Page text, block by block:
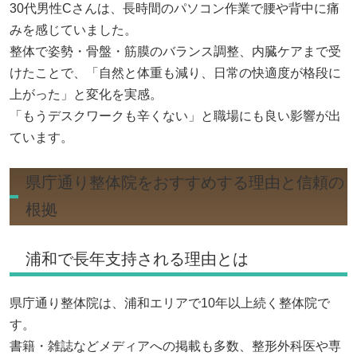
30代男性Cさんは、長時間のパソコン作業で腰や背中に痛
みを感じていました。
整体で姿勢・骨盤・筋膜のバランス調整、内臓ケアまで受
けたことで、「自然と体重も減り、日常の快適度が格段に
上がった」と変化を実感。
「もうデスクワークも辛くない」と職場にも良い影響が出
ています。
県庁通り整体院をおすすめする理由と信頼の
根拠
浦和で長年支持される理由とは
県庁通り整体院は、浦和エリアで10年以上続く整体院で
す。
書籍・雑誌などメディアへの掲載も多数、整形外科医や専